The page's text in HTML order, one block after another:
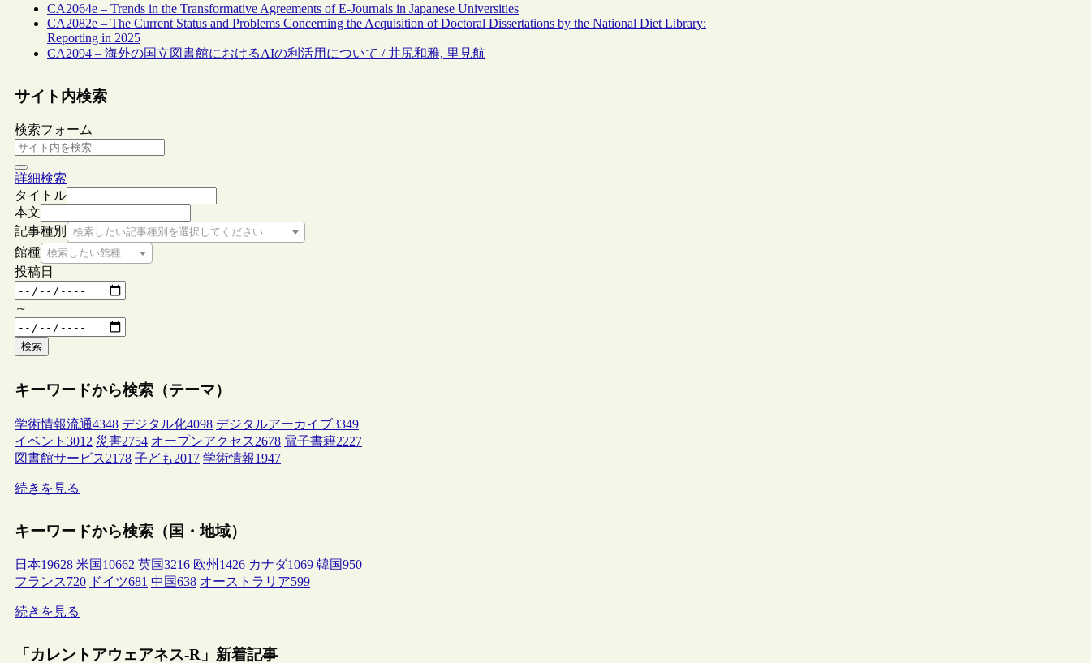
CA2064e – Trends in the Transformative Agreements of E-Journals in Japanese Universities
CA2082e – The Current Status and Problems Concerning the Acquisition of Doctoral Dissertations by the National Diet Library:
Reporting in 2025
CA2094 – 海外の国立図書館におけるAIの利活用について / 井尻和雅, 里見航
サイト内検索
検索フォーム
詳細検索
タイトル
本文
記事種別
検索したい記事種別を選択してください
館種 検索したい館種を選択してください
投稿日
～
検索
キーワードから検索（テーマ）
学術情報流通4348 デジタル化4098 デジタルアーカイブ3349
イベント 3012 災害2754 オープンアクセス2678 電子書籍2227
図書館サービス2178 子ども2017 学術情報1947
続きを見る
キーワードから検索（国・地域）
日本19628 米国 10662 英国3216 欧州 1426 カナダ1069 韓国950
フランス720 ドイツ681 中国638 オーストラリア599
続きを見る
「カレントアウェアネス-R」新着記事